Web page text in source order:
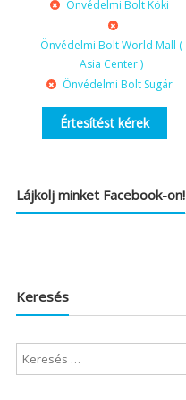
Önvédelmi Bolt Köki
Önvédelmi Bolt World Mall (
Asia Center )
Önvédelmi Bolt Sugár
Értesítést kérek
Lájkolj minket Facebook-on!
Keresés